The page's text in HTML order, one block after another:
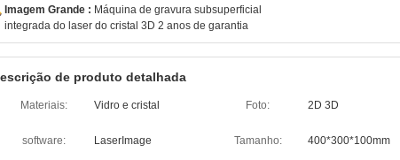
Imagem Grande : Máquina de gravura subsuperficial
integrada do laser do cristal 3D 2 anos de garantia
de produto detalhada
Materiais: Vidro e cristal Foto: 2D 3D
software: LaserImage Tamanho: 400*300*100mm